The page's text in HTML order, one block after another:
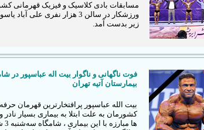
ورزشکار در سالن 3 هزار نفری علی
زیر بدست آمد.
فوت ناگهانی و ناگوار بیت اله عباسپور در
بیمارستان آتیه تهران
بیت‌ الله عباسپور پرافتخارترین قهرمان
کشورمان به علت ابتلا به بیماری بسیار